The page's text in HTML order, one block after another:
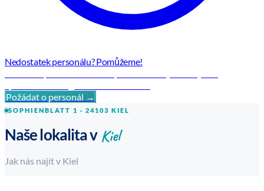
Nedostatek personálu? Pomůžeme!
Požádat o personál →
SOPHIENBLATT 1 · 24103 KIEL
Naše lokalita v Kiel
Jak nás najít v Kiel